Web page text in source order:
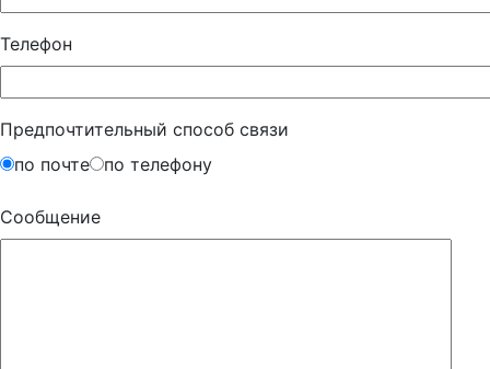
Телефон
Предпочтительный способ связи
по почте
по телефону
Сообщение